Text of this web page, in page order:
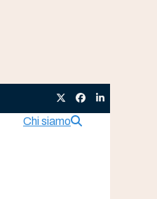
TwitterFacebook
LinkedIn
Chi siamo